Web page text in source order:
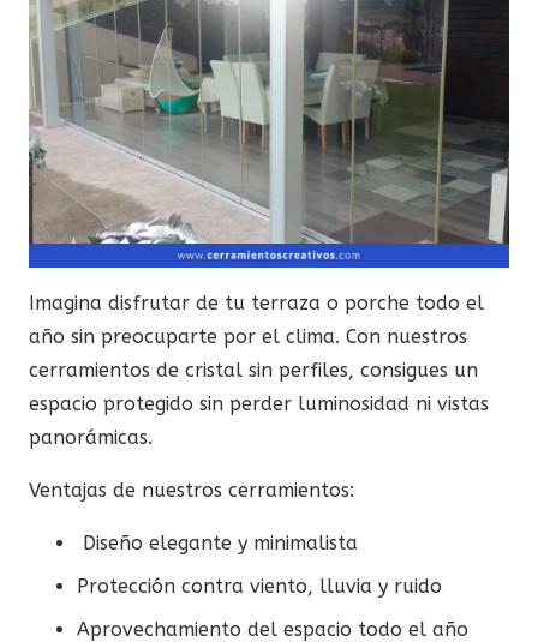
Imagina disfrutar de tu terraza o porche todo el
año sin preocuparte por el clima. Con nuestros
cerramientos de cristal sin perfiles, consigues un
espacio protegido sin perder luminosidad ni vistas
panorámicas.
Ventajas de nuestros cerramientos:
Diseño elegante y minimalista
Protección contra viento, lluvia y ruido
Aprovechamiento del espacio todo el año